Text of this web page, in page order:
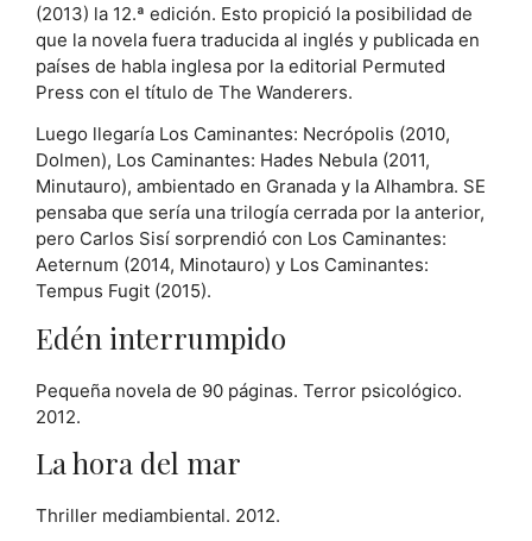
(2013) la 12.ª edición. Esto propició la posibilidad de
que la novela fuera traducida al inglés y publicada en
países de habla inglesa por la editorial Permuted
Press con el título de The Wanderers.
Luego llegaría Los Caminantes: Necrópolis (2010,
Dolmen), Los Caminantes: Hades Nebula (2011,
Minutauro), ambientado en Granada y la Alhambra. SE
pensaba que sería una trilogía cerrada por la anterior,
pero Carlos Sisí sorprendió con Los Caminantes:
Aeternum (2014, Minotauro) y Los Caminantes:
Tempus Fugit (2015).
Edén interrumpido
Pequeña novela de 90 páginas. Terror psicológico.
2012.
La hora del mar
Thriller mediambiental. 2012.